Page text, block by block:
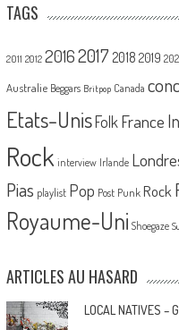
TAGS
2011 2012 20162017 2018 2019
Australie Beggars Britpop Canada
Etats-UnisFolk France
Rock interview Irlande
Pias playlist Pop Post Punk Rock
Royaume-Uni Shoegaze
ARTICLES AU HASARD
LOCAL NATIVES –